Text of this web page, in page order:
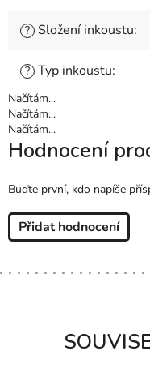
? Složení inkoustu:
? Typ inkoustu:
Načítám...
Načítám...
Načítám...
Hodnocení
Buďte první, kdo napíše
Přidat hodnocení